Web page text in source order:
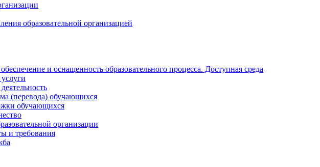
образовательной организацией
и оснащенность образовательного процесса. Доступная среда
(перевода) обучающихся
обучающихся
организации
и требования